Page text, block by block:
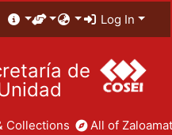
Log In
de
Collections All of